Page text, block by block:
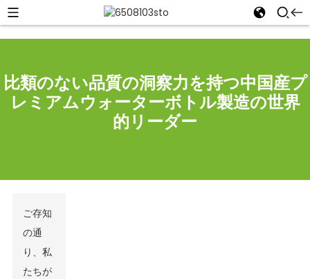
比類のない品質の洞察力を持つ中国産プ
レミアムウォーターボトル製造の世界
的リーダー
ご存知
の通
り、私
たちが